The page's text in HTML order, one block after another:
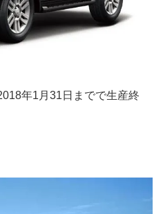
年1月31日までで生産終